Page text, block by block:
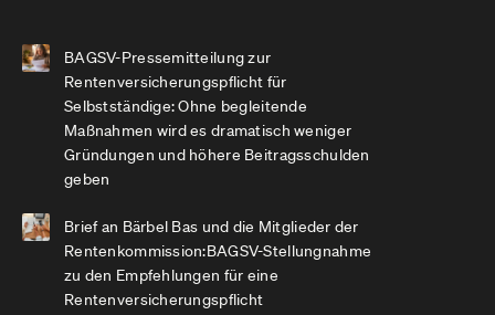
BAGSV-Pressemitteilung zur
Rentenversicherungspflicht für
Selbstständige: Ohne begleitende
Maßnahmen wird es dramatisch weniger
Gründungen und höhere Beitragsschulden
geben
Brief an Bärbel Bas und die Mitglieder der
Rentenkommission:BAGSV-Stellungnahme
zu den Empfehlungen für eine
Rentenversicherungspflicht